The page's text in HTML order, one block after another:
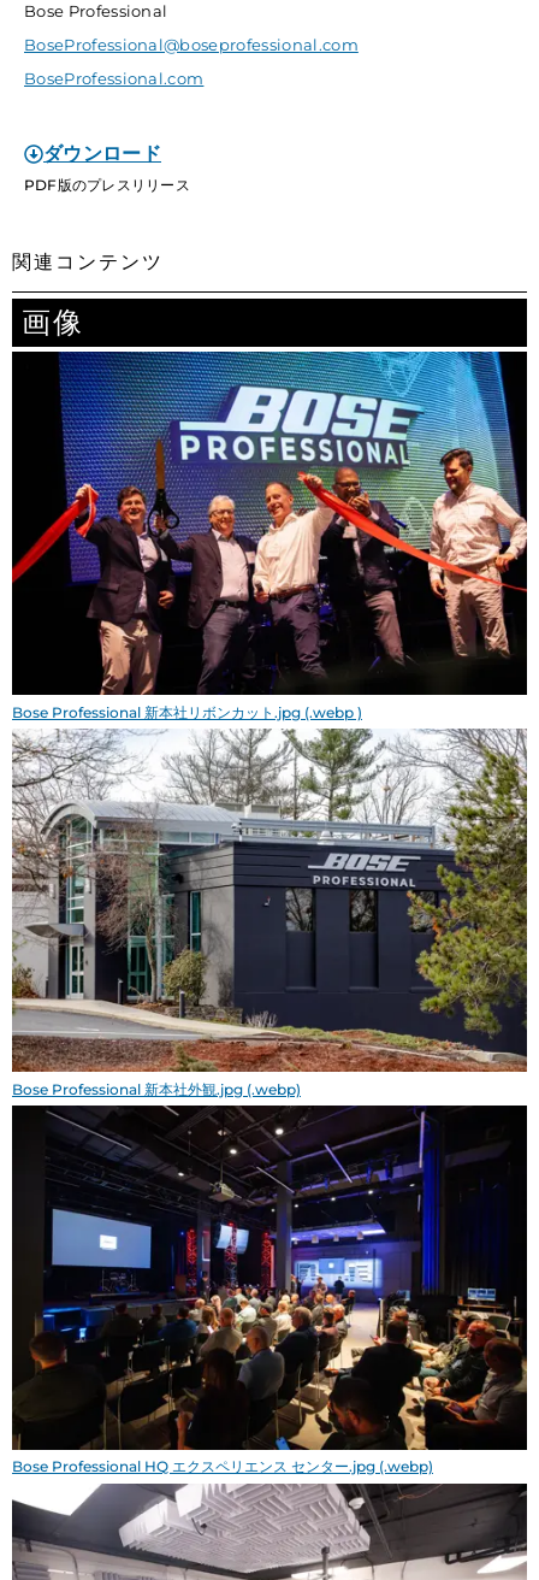
Bose Professional
BoseProfessional@boseprofessional.com
BoseProfessional.com
ダウンロード
PDF版のプレスリリース
関連コンテンツ
画像
Bose Professional 新本社リボンカット.jpg (.webp )
Bose Professional 新本社外観.jpg (.webp)
Bose Professional HQ エクスペリエンス センター.jpg (.webp)